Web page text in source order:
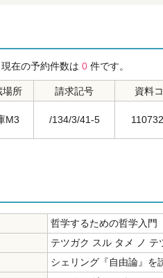
在の予約件数は 0 件です。
場所 請求記号 資料
M3 /134/3/41-5
哲学するための哲学入門
テツガク スル タメ ノ テ
シェリング『自由論』を